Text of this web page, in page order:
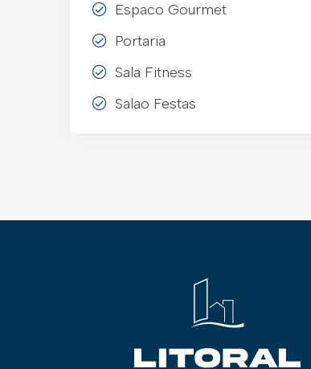
Espaco Gourmet
Portaria
Sala Fitness
Salao Festas